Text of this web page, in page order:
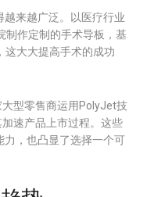
来越广泛。以医疗行业
制作定制的手术导板，基
这大大提高手术的成功
型零售商运用PolyJet技
速产品上市过程。这些
力，也凸显了选择一个可